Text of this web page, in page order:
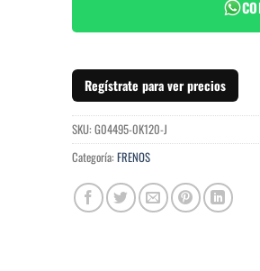
Regístrate para ver precios
SKU: G04495-0K120-J
Categoría: FRENOS